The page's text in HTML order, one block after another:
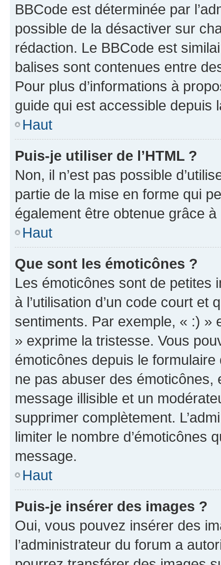
BBCode est déterminée par
possible de la désactiver sur
rédaction. Le BBCode est
balises sont contenues entre
Pour plus d’informations à
guide qui est accessible depuis
Haut
Puis-je utiliser de l’HTML ?
Non, il n’est pas possible
partie de la mise en forme qui
également être obtenue grâce à
Haut
Que sont les émoticônes ?
Les émoticônes sont de petites
à l’utilisation d’un code court et
sentiments. Par exemple, « :) »
» exprime la tristesse. Vous
émoticônes depuis le
ne pas abuser des
message illisible et un
supprimer complètement.
limiter le nombre d’émoticônes
message.
Haut
Puis-je insérer des images ?
Oui, vous pouvez insérer des
l’administrateur du forum a